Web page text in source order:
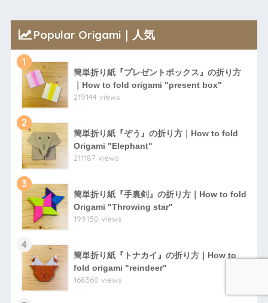
Popular Origami｜人気
1
簡単折り紙『プレゼントボックス』の折り方
｜How to fold origami "present box"
219144 views
2
簡単折り紙『ぞう』の折り方｜How to fold
Origami "Elephant"
211187 views
3
簡単折り紙『手裏剣』の折り方｜How to fold
Origami "Throwing star"
199150 views
4
簡単折り紙『トナカイ』の折り方｜How to
fold origami "reindeer"
168360 views